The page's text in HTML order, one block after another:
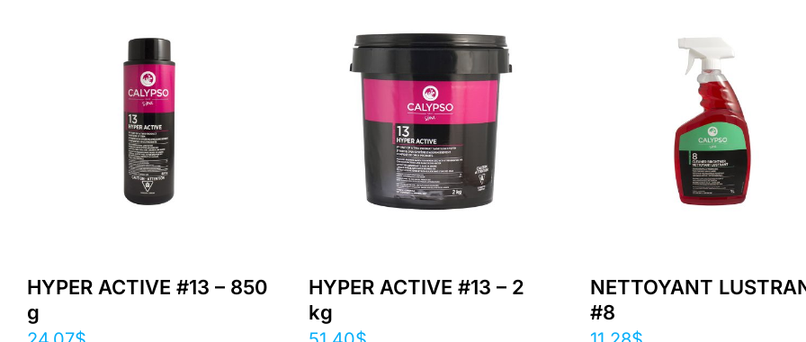
HYPER ACTIVE #13 – 850
g
HYPER ACTIVE #13 – 2
kg
NETTOYANT
#8